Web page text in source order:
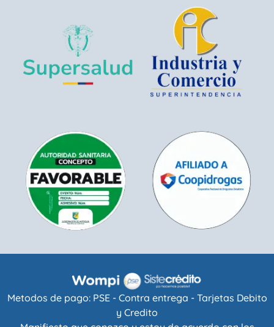
Metodos de pago: PSE - Contra entrega - Tarjetas Debito
y Credito